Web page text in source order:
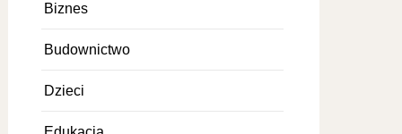
Biznes
Budownictwo
Dzieci